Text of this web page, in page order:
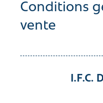
Conditions
vente
I.F.C.